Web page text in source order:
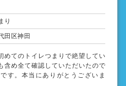
り
田区神田
めてのトイレつまりで絶望してい
含め全て確認していただいたので
す。本当にありがとうございま